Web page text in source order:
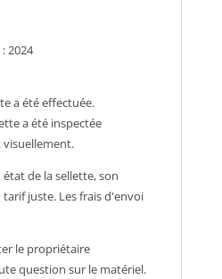
2024
a été effectuée.
a été inspectée
de la sellette, son
juste. Les frais d'envoi
le propriétaire
question sur le matériel.